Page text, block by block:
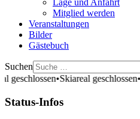
Lage und Anfahrt
Mitglied werden
Veranstaltungen
Bilder
Gästebuch
Suchen
geschlossen•Skiareal geschlossen•
Status-Infos